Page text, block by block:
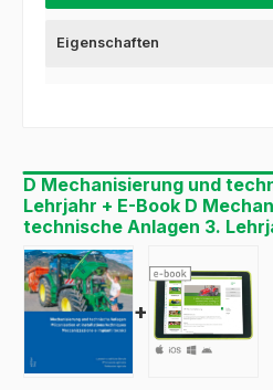
Eigenschaften
D Mechanisierung und
Lehrjahr + E-Book D
technische Anlagen 3.
+